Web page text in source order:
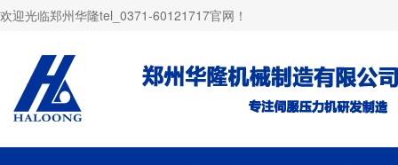
欢迎光临郑州华隆tel_0371-60121717官网！